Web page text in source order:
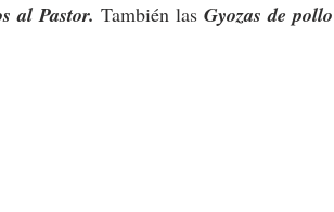
al Pastor. También las Gyozas de pollo